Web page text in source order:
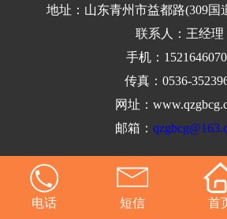
地址：山东青州市益都路(309国
联系人：王经理
手机：
传真：0536-
网址：
邮箱：
电话 短信 首